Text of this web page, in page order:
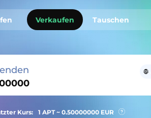
Verkaufen Tauschen
Kurs: 1 APT ~ 0.50000000 EUR